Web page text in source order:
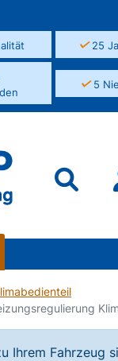
✓25
✓5
Ihrem Fahrzeug